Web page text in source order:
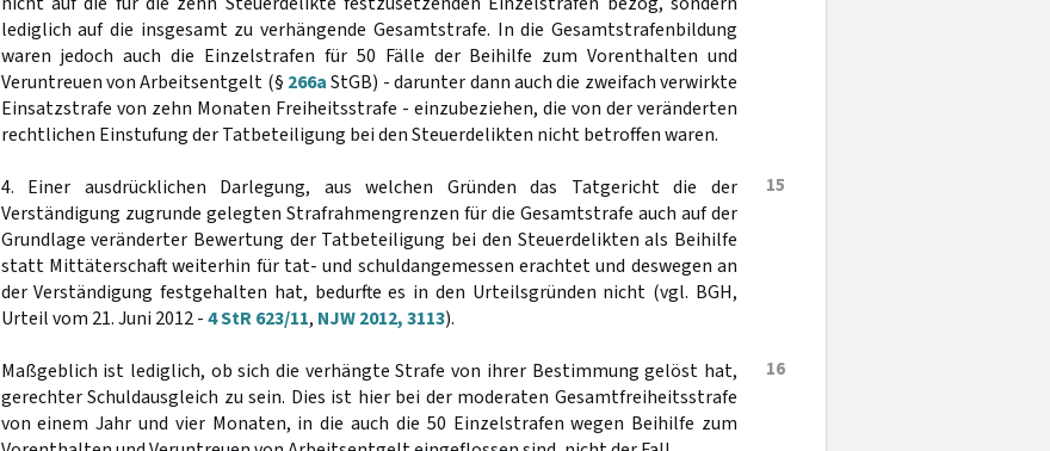
lediglich auf die insgesamt zu verhängende Gesamtstrafe. In die Gesamtstrafenbildung
waren jedoch auch die Einzelstrafen für 50 Fälle der Beihilfe zum Vorenthalten und
Veruntreuen von Arbeitsentgelt (§ 266aStGB) - darunter dann auch die zweifach verwirkte
Einsatzstrafe von zehn Monaten Freiheitsstrafe - einzubeziehen, die von der veränderten
rechtlichen Einstufung der Tatbeteiligung bei den Steuerdelikten nicht betroffen waren.
15
4. Einer ausdrücklichen Darlegung, aus welchen Gründen das Tatgericht die der
Verständigung zugrunde gelegten Strafrahmengrenzen für die Gesamtstrafe auch auf der
Grundlage veränderter Bewertung der Tatbeteiligung bei den Steuerdelikten als Beihilfe
statt Mittäterschaft weiterhin für tat- und schuldangemessen erachtet und deswegen an
der Verständigung festgehalten hat, bedurfte es in den Urteilsgründen nicht (vgl. BGH,
Urteil vom 21. Juni 2012 -4 StR 623/11, NJW 2012, 3113).
16
Maßgeblich ist lediglich, ob sich die verhängte Strafe von ihrer Bestimmung gelöst hat,
gerechter Schuldausgleich zu sein. Dies ist hier bei der moderaten Gesamtfreiheitsstrafe
von einem Jahr und vier Monaten, in die auch die 50 Einzelstrafen wegen Beihilfe zum